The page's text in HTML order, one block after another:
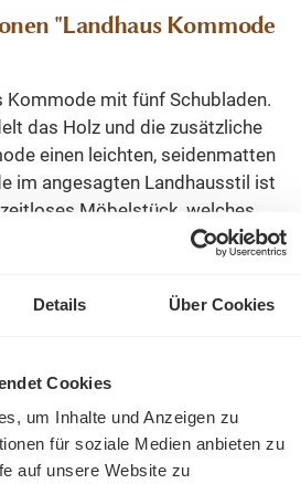
Details Über Cookies
Cookies
um Inhalte und Anzeigen zu
für soziale Medien anbieten zu
auf unsere Website zu
"Landhaus Kommode
Kommode mit fünf Schubladen.
das Holz und die zusätzliche
einen leichten, seidenmatten
im angesagten Landhausstil ist
Möbelstück, welches
prägenden Eindruck
90 cm, Breite: 100 cm, Tiefe: